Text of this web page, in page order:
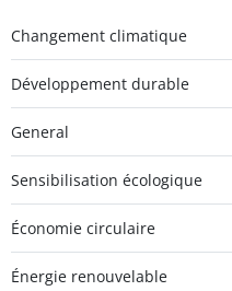
Changement climatique
Développement durable
General
Sensibilisation écologique
Économie circulaire
Énergie renouvelable